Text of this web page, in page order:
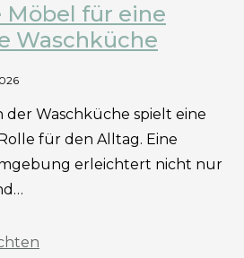
Möbel für eine
Waschküche
der Waschküche spielt eine
für den Alltag. Eine
erleichtert nicht nur